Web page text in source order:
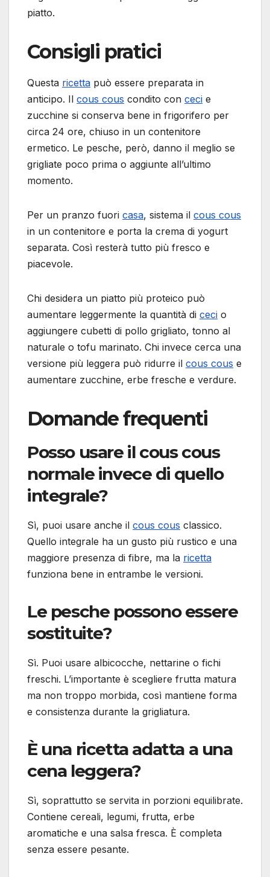
piatto.
Consigli pratici
Questa ricetta può essere preparata in
anticipo. Il cous cous condito con ceci e
zucchine si conserva bene in frigorifero per
circa 24 ore, chiuso in un contenitore
ermetico. Le pesche, però, danno il meglio se
grigliate poco prima o aggiunte all’ultimo
momento.
Per un pranzo fuori casa, sistema il cous cous
in un contenitore e porta la crema di yogurt
separata. Così resterà tutto più fresco e
piacevole.
Chi desidera un piatto più proteico può
aumentare leggermente la quantità di ceci o
aggiungere cubetti di pollo grigliato, tonno al
naturale o tofu marinato. Chi invece cerca una
versione più leggera può ridurre il cous cous e
aumentare zucchine, erbe fresche e verdure.
Domande frequenti
Posso usare il cous cous
normale invece di quello
integrale?
Sì, puoi usare anche il cous cous classico.
Quello integrale ha un gusto più rustico e una
maggiore presenza di fibre, ma la ricetta
funziona bene in entrambe le versioni.
Le pesche possono essere
sostituite?
Sì. Puoi usare albicocche, nettarine o fichi
freschi. L’importante è scegliere frutta matura
ma non troppo morbida, così mantiene forma
e consistenza durante la grigliatura.
È una ricetta adatta a una
cena leggera?
Sì, soprattutto se servita in porzioni equilibrate.
Contiene cereali, legumi, frutta, erbe
aromatiche e una salsa fresca. È completa
senza essere pesante.